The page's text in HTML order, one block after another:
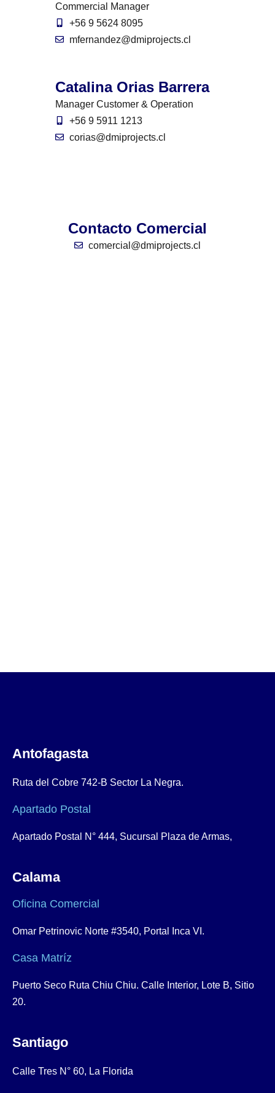
Commercial Manager
+56 9 5624 8095
mfernandez@dmiprojects.cl
Catalina Orias Barrera
Manager Customer & Operation
+56 9 5911 1213
corias@dmiprojects.cl
Contacto Comercial
comercial@dmiprojects.cl
Antofagasta
Ruta del Cobre 742-B Sector La Negra.
Apartado Postal
Apartado Postal N° 444, Sucursal Plaza de Armas,
Calama
Oficina Comercial
Omar Petrinovic Norte #3540, Portal Inca VI.
Casa Matríz
Puerto Seco Ruta Chiu Chiu. Calle Interior, Lote B, Sitio
20.
Santiago
Calle Tres N° 60, La Florida